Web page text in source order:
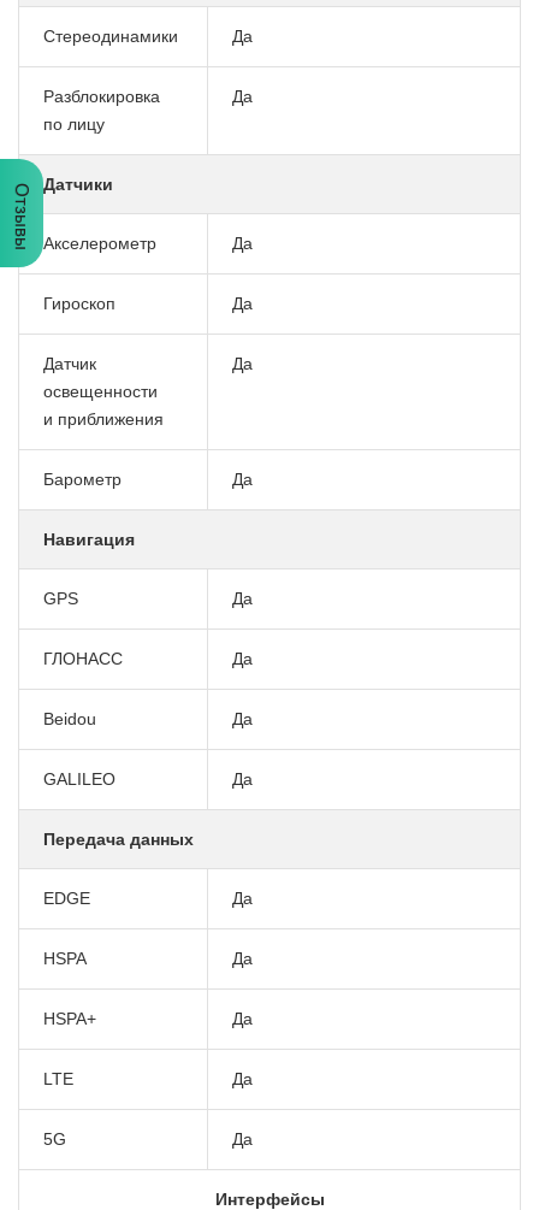
Стереодинамики Да
Разблокировка
по лицу
Да
Датчики
Акселерометр Да
Гироскоп Да
Датчик
освещенности
и приближения
Да
Барометр Да
Навигация
GPS Да
ГЛОНАСС Да
Beidou Да
GALILEO Да
Передача данных
EDGE Да
HSPA Да
HSPA+ Да
LTE Да
5G Да
Интерфейсы
Отзывы